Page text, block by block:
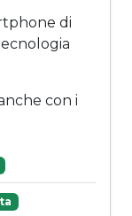
di
con i